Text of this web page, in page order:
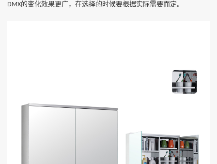
DMX的变化效果更广，在选择的时候要根据实际需要而定。